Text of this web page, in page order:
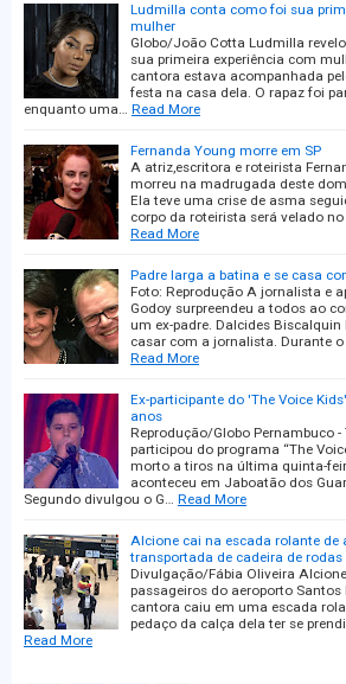
Ludmilla conta como foi sua
mulher
Globo/João Cotta Ludmilla
sua primeira experiência com
cantora estava acompanhada
festa na casa dela. O rapaz foi
enquanto uma… Read More
Fernanda Young morre em SP
A atriz,escritora e roteirista
morreu na madrugada deste
Ela teve uma crise de asma
corpo da roteirista será velado
Read More
Padre larga a batina e se casa
Foto: Reprodução A jornalista e
Godoy surpreendeu a todos ao
um ex-padre. Dalcides
casar com a jornalista. Durante
Read More
Ex-participante do 'The Voice
anos
Reprodução/Globo Pernambuco
participou do programa “The
morto a tiros na última quinta-
aconteceu em Jaboatão dos
Segundo divulgou o G… Read More
Alcione cai na escada rolante de
transportada de cadeira de rodas
Divulgação/Fábia Oliveira
passageiros do aeroporto Santos
cantora caiu em uma escada
pedaço da calça dela ter se
Read More